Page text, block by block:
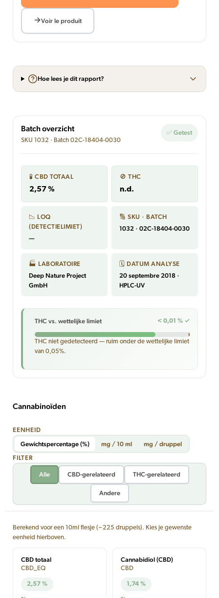
Voir le produit
Hoe lees je dit rapport?
Batch overzicht
SKU 1032 · Batch 02C-18404-0030
✅ Getest
🧪 CBD TOTAAL
2,57 %
🚫 THC
n.d.
📉 LOQ
(DETECTIELIMIET)
—
🔢 SKU · BATCH
1032 · 02C-18404-0030
🏭 LABORATOIRE
Deep Nature Project
GmbH
🗓 DATUM ANALYSE
20 septembre 2018 ·
HPLC-UV
THC vs. wettelijke limiet < 0,01 % ✓
THC niet gedetecteerd — ruim onder de wettelijke limiet
van 0,05%.
Cannabinoïden
EENHEID
Gewichtspercentage (%)
mg / 10 ml
mg / druppel
FILTER
Alle CBD-gerelateerd THC-gerelateerd
Andere
Berekend voor een 10ml flesje (~225 druppels). Kies je gewenste
eenheid hierboven.
CBD totaal
CBD_EQ
2,57 %
Cannabidiol (CBD)
CBD
1,74 %